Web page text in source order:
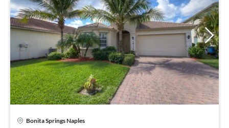
Bonita Springs Naples